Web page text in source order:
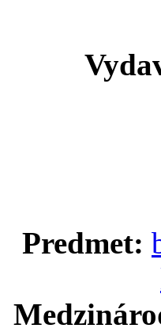
Predmet: